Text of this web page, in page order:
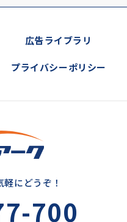
広告ライブラリ
プライバシーポリシー
にどうぞ！
700